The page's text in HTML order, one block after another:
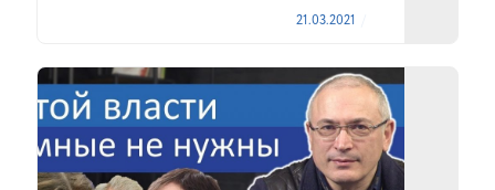
21.03.2021